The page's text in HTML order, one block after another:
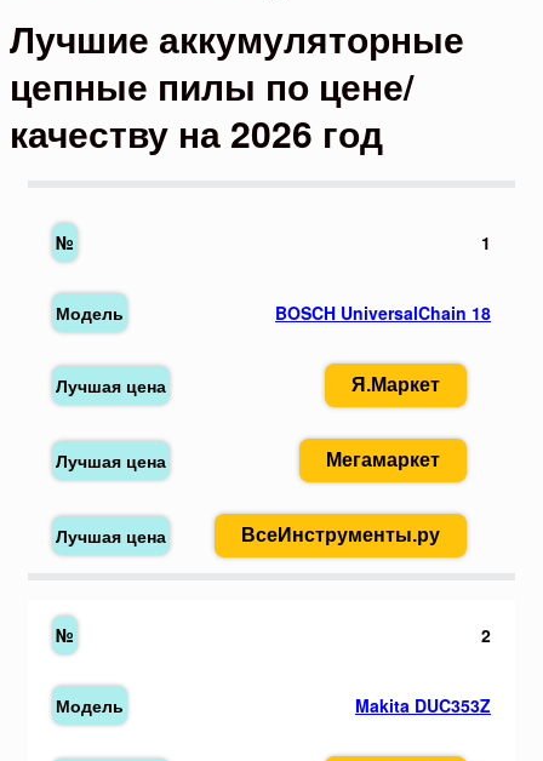
Лучшие аккумуляторные
цепные пилы по цене/
качеству на 2026 год
1
BOSCH UniversalChain 18
Я.Маркет
Мегамаркет
ВсеИнструменты.ру
2
Makita DUC353Z